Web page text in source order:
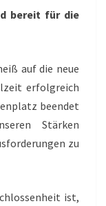
bereit für die
auf die neue
erfolgreich
beendet
Stärken
zu
ist,